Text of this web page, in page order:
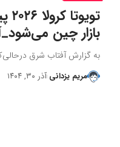
بازار چین
به گزارش آفتاب شرق
مریم یزدانی آذر ۳۰, ۱۴۰۴